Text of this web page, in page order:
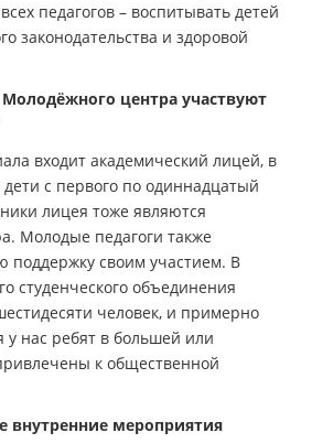
педагогов – воспитывать детей
законодательства и здоровой
центра участвуют
входит академический лицей, в
с первого по одиннадцатый
лицея тоже являются
Молодые педагоги также
поддержку своим участием. В
студенческого объединения
человек, и примерно
нас ребят в большей или
к общественной
мероприятия